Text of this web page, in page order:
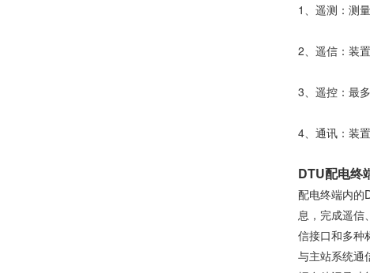
1、遥测：测
2、遥信：装
3、遥控：最
4、通讯：装
DTU配电终
配电终端内的
息，完成遥信
信接口和多种
与主站系统通